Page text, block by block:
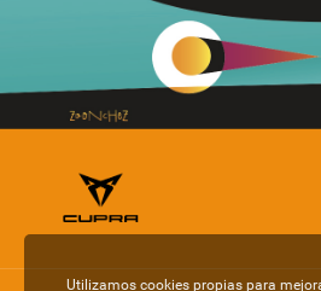
Utilizamos cookies propias para